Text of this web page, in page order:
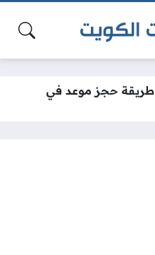
طريقة حجز موعد في